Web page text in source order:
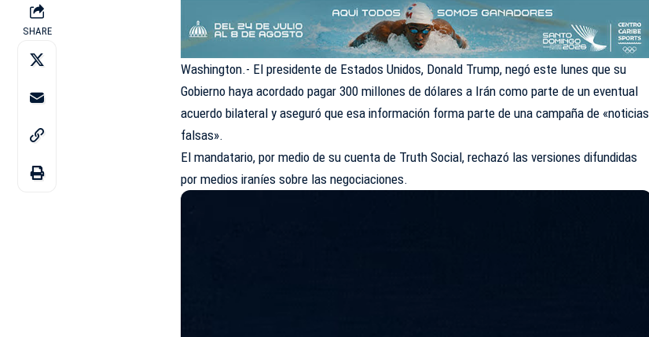
SHARE
Washington.- El presidente de Estados Unidos, Donald Trump, negó este lunes que su
Gobierno haya acordado pagar 300 millones de dólares a Irán como parte de un eventual
acuerdo bilateral y aseguró que esa información forma parte de una campaña de «noticias
falsas».
El mandatario, por medio de su cuenta de Truth Social, rechazó las versiones difundidas
por medios iraníes sobre las negociaciones.